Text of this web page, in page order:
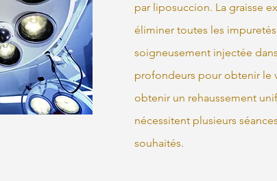
par liposuccion. La graisse
éliminer toutes les
soigneusement injectée
profondeurs pour obtenir le
obtenir un rehaussement
nécessitent plusieurs
souhaités.